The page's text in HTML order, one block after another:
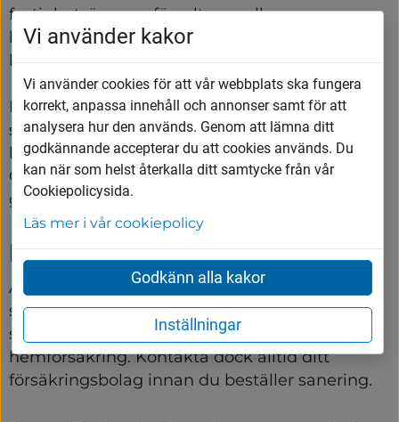
fastighetsägaren, förvaltaren eller
bostadsrättsföreningens styrelse som har det
huvudsakliga ansvaret för saneringen.
Det bör alltid finnas information om
saneringsföretag i ditt hyreshus så att du som
hyresgäst själv kan kontakta dem vid behov.
Om problemet inte åtgärdas kan anmälan
göras till miljöavdelningen.
Du som villaägare
Äger du en villa eller ett radhus ansvarar du
själv för att hålla skadedjur och ohyra borta. En
skadedjursförsäkring kan ingå i din villa- eller
hemförsäkring. Kontakta dock alltid ditt
försäkringsbolag innan du beställer sanering.
Vi använder kakor
Vi använder cookies för att vår webbplats ska fungera
korrekt, anpassa innehåll och annonser samt för att
analysera hur den används. Genom att lämna ditt
godkännande accepterar du att cookies används. Du
kan när som helst återkalla ditt samtycke från vår
Cookiepolicysida.
Läs mer i vår cookiepolicy
Godkänn alla kakor
Inställningar